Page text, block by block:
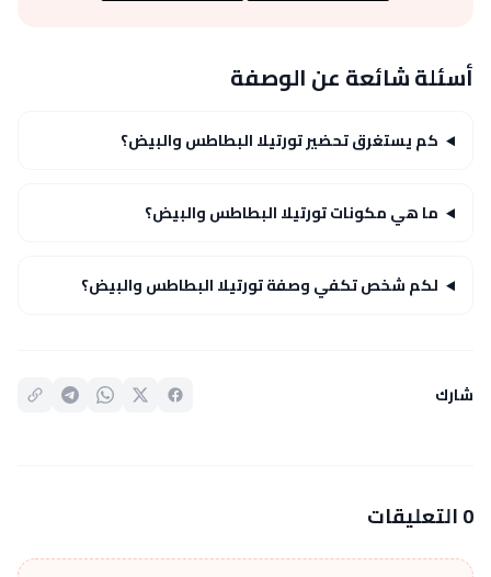
أسئلة شائعة عن الوصفة
كم يستغرق تحضير تورتيلا البطاطس والبيض؟
ما هي مكونات تورتيلا البطاطس والبيض؟
لكم شخص تكفي وصفة تورتيلا البطاطس والبيض؟
شارك
0 التعليقات